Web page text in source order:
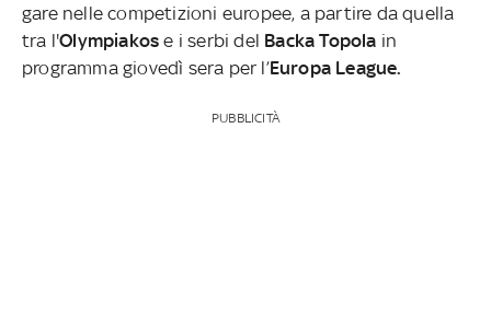
gare nelle competizioni europee, a partire da quella
tra l'Olympiakos e i serbi del Backa Topola in
programma giovedì sera per l’Europa League.
PUBBLICITÀ